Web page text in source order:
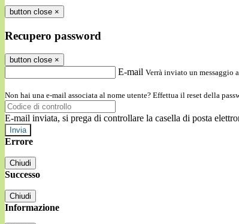
button close ×
Recupero password
button close ×
E-mail Verrà inviato un messaggio
Non hai una e-mail associata al nome utente? Effettua il reset della
E-mail inviata, si prega di controllare la casella di posta
Errore
Chiudi
Successo
Chiudi
Informazione